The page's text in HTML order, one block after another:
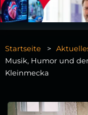
Startseite
Musik, Humor und
Kleinmecka